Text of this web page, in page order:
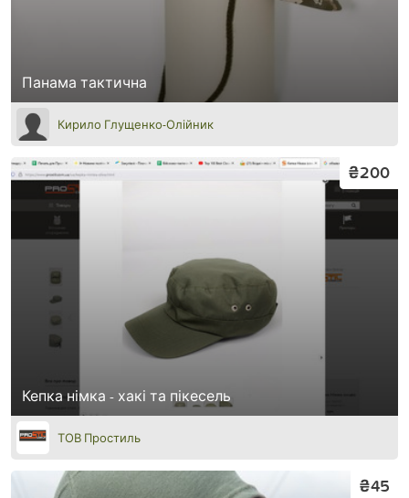
Панама тактична
Кирило Глущенко-Олійник
Кепка німка - хакі та пікесель
₴200
ТОВ Простиль
₴45